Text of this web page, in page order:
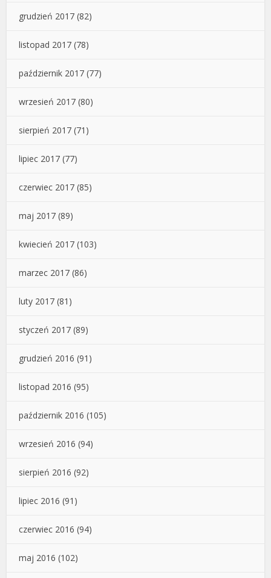
grudzień 2017 (82)
listopad 2017 (78)
październik 2017 (77)
wrzesień 2017 (80)
sierpień 2017 (71)
lipiec 2017 (77)
czerwiec 2017 (85)
maj 2017 (89)
kwiecień 2017 (103)
marzec 2017 (86)
luty 2017 (81)
styczeń 2017 (89)
grudzień 2016 (91)
listopad 2016 (95)
październik 2016 (105)
wrzesień 2016 (94)
sierpień 2016 (92)
lipiec 2016 (91)
czerwiec 2016 (94)
maj 2016 (102)